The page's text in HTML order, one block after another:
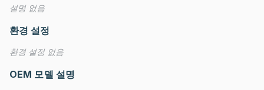
설명 없음
환경 설정
환경 설정 없음
OEM 모델 설명